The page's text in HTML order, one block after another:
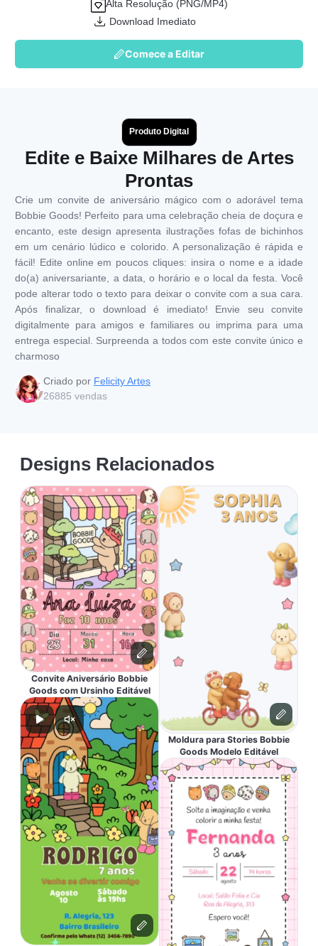
Alta Resolução (PNG/MP4)
Download Imediato
Comece a Editar
Produto Digital
Edite e Baixe Milhares de Artes
Prontas
Crie um convite de aniversário mágico com o adorável tema
Bobbie Goods! Perfeito para uma celebração cheia de doçura e
encanto, este design apresenta ilustrações fofas de bichinhos
em um cenário lúdico e colorido. A personalização é rápida e
fácil! Edite online em poucos cliques: insira o nome e a idade
do(a) aniversariante, a data, o horário e o local da festa. Você
pode alterar todo o texto para deixar o convite com a sua cara.
Após finalizar, o download é imediato! Envie seu convite
digitalmente para amigos e familiares ou imprima para uma
entrega especial. Surpreenda a todos com este convite único e
charmoso
Criado por Felicity Artes
26885 vendas
Designs Relacionados
Convite Aniversário Bobbie
Goods com Ursinho Editável
Moldura para Stories Bobbie
Goods Modelo Editável